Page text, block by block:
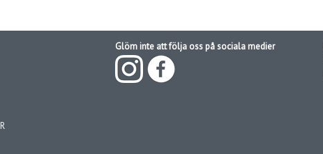
Glöm inte att följa oss på sociala medier